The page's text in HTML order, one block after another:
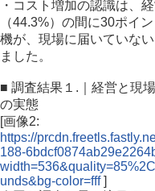
・コスト増加の認識は、
（44.3%）の間に30ポイ
機が、現場に届いていな
ました。
■ 調査結果１.｜経営と現
の実態
[画像2:
https://
188-
unds&bg-color=fff]